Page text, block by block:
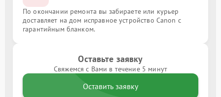
По окончании ремонта вы забираете или курьер
доставляет на дом исправное устройство Canon с
гарантийным бланком.
Оставьте заявку
Свяжемся с Вами в течение 5 минут
Оставить заявку